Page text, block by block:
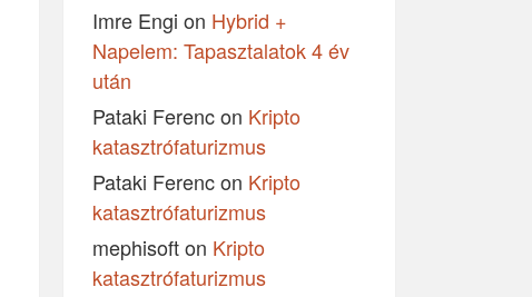
Imre Engi on Hybrid +
Napelem: Tapasztalatok 4 év
után
Pataki Ferencon Kripto
katasztrófaturizmus
Pataki Ferencon Kripto
katasztrófaturizmus
mephisofton Kripto
katasztrófaturizmus